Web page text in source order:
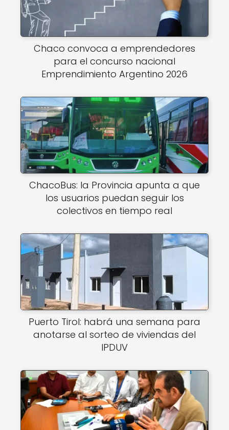
Chaco convoca a emprendedores
para el concurso nacional
Emprendimiento Argentino 2026
ChacoBus: la Provincia apunta a que
los usuarios puedan seguir los
colectivos en tiempo real
Puerto Tirol: habrá una semana para
anotarse al sorteo de viviendas del
IPDUV